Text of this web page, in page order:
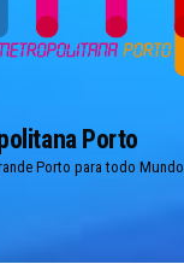
Porto
Porto para todo Mundo